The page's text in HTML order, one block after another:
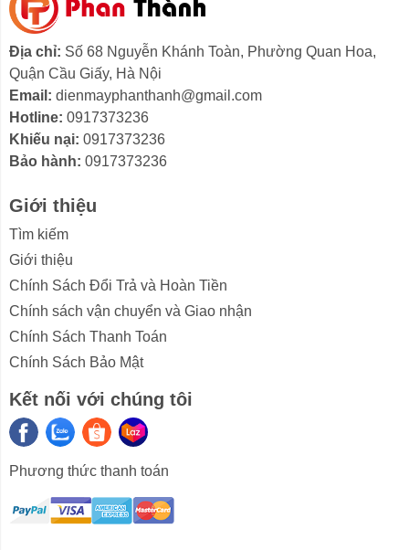
Tủ được thiết kế 1 ngăn đông dạng đứng với 1 cánh
mở, có thiết kế nhỏ gọn, giúp tủ có thể hài hòa với
không gian người dùng một cách dễ dàng mà không
tốn nhiều diện tích.
MẶT KÍNH CƯỜNG LỰC SANG TRỌNG, BẢO
Địa chỉ: Số 68 Nguyễn Khánh Toàn, Phường Quan Hoa,
Quận Cầu Giấy, Hà Nội
Email: dienmayphanthanh@gmail.com
Hotline: 0917373236
Khiếu nại: 0917373236
Bảo hành: 0917373236
Giới thiệu
Tìm kiếm
Giới thiệu
Chính Sách Đổi Trả và Hoàn Tiền
Chính sách vận chuyển và Giao nhận
Chính Sách Thanh Toán
Chính Sách Bảo Mật
Kết nối với chúng tôi
Phương thức thanh toán